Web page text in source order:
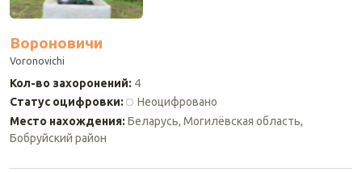
Вороновичи
Voronovichi
Кол-во захоронений: 4
Статус оцифровки:
Неоцифровано
Место нахождения: Беларусь, Могилёвская область,
Бобруйский район